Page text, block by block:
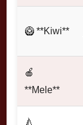
🥝 **Kiwi**
🍎
**Mele**
🍐